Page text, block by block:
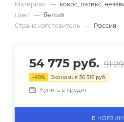
Материал — кокос, латекс,
Цвет — белый
Страна изготовитель — Россия
54 775 руб. 91
-40% Экономия 36 516 руб.
Купить в кредит
В